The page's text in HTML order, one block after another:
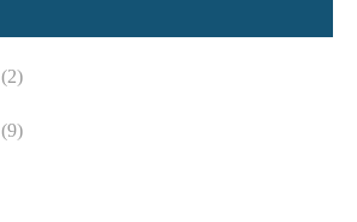
(2)
(9)